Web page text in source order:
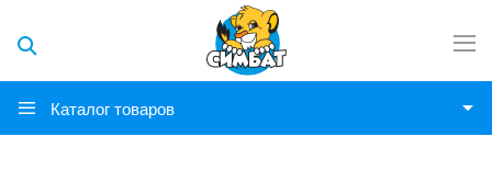
Каталог товаров